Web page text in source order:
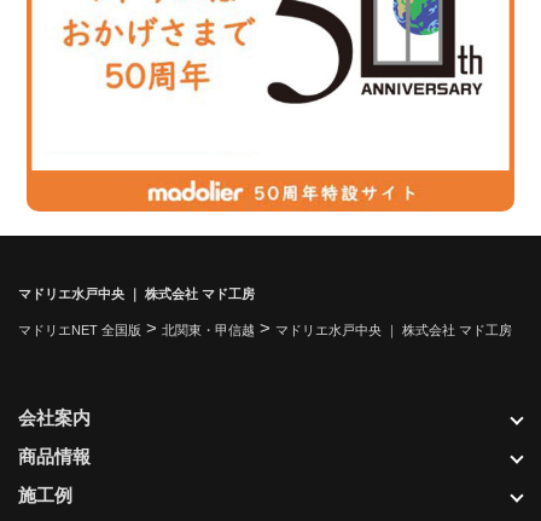
マドリエ水戸中央 ｜ 株式会社 マド工房
マドリエNET 全国版 > 北関東・甲信越 > マドリエ水戸中央 ｜ 株式会社 マド工房
会社案内
商品情報
施工例